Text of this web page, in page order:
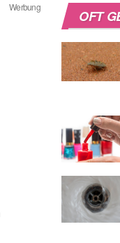
Werbung
OFT